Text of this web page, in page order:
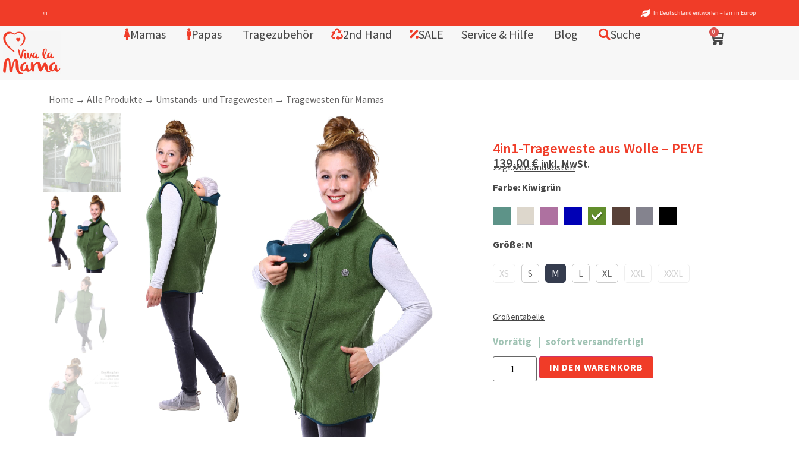
In Deutschland entworfen – fair in Europa produziert
Mamas Papas Tragezubehör 2nd Hand SALE Service & Hilfe Blog Suche 0
Home → Alle Produkte → Umstands- und Tragewesten → Tragewesten für Mamas
4in1-Trageweste aus Wolle – PEVE
139,00€ inkl. MwSt.
zzgl.Versandkosten
Größe: M
XS S M L XL XXL XXXL
Größentabelle
Farbe: Kiwigrün
Vorrätig sofort versandfertig!
IN DEN WARENKORB Alternative: